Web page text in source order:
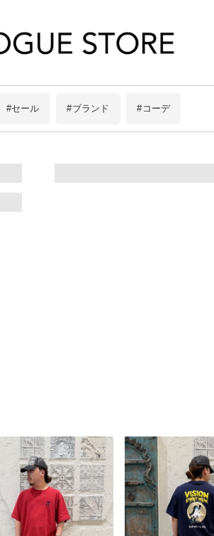
#セール #ブランド #コーデ
and vogueについて
FRUIT OF THE LOOM
VISION
WILDERNESS EXPERIENCE
UNIVERSAL OVERAALL